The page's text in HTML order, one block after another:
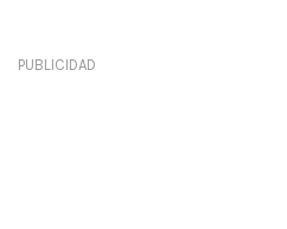
PUBLICIDAD